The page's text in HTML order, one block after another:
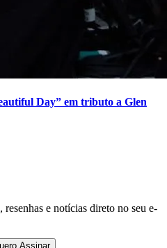
Day” em tributo a Glen
resenhas e notícias direto no seu e-
Assinar